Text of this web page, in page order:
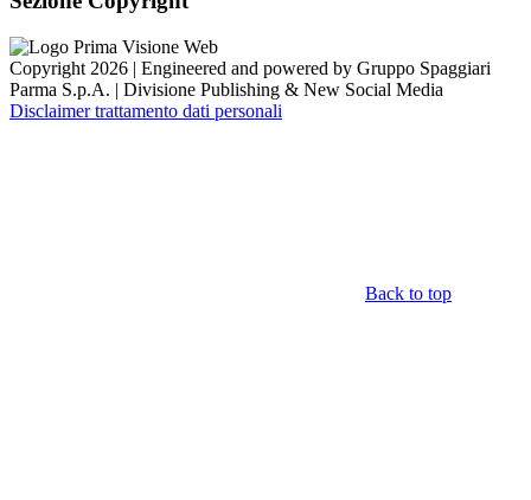
Copyright 2026 | Engineered and powered by Gruppo Spaggiari
Parma S.p.A. | Divisione Publishing & New Social Media
Disclaimer trattamento dati personali
Back to top